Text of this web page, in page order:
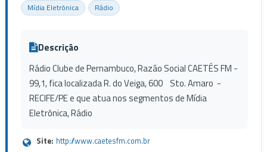
Mídia Eletrônica Rádio
Descrição
Rádio Clube de Pernambuco, Razão Social CAETÉS FM -
99,1, fica localizada R. do Veiga, 600 Sto. Amaro -
RECIFE/PE e que atua nos segmentos de Mídia
Eletrônica, Rádio
Site: http://www.caetesfm.com.br